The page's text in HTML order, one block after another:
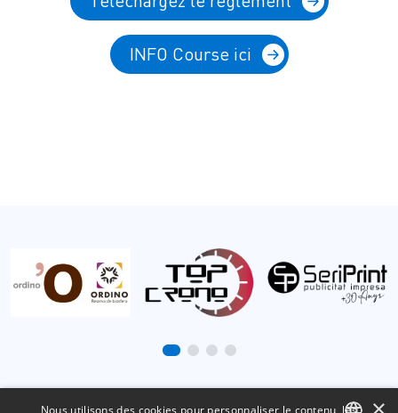
INFO Course ici
Nous utilisons des cookies pour personnaliser le contenu, les